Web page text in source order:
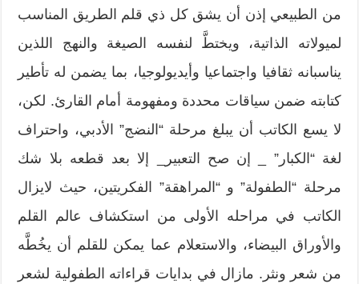
من الطبيعي إذن أن يشق كل ذي قلم الطريق المناسب
لميولاته الذاتية، ويختطَّ لنفسه الصيغة والنهج اللذين
يناسبانه ثقافيا واجتماعيا وأيديولوجيا، بما يضمن له تأطير
كتابته ضمن سياقات محددة ومفهومة أمام القارئ. لكن،
لا يسع الكاتب أن يبلغ مرحلة “النضج” الأدبي، واحتراف
لغة “الكبار” _ إن صح التعبير_ إلا بعد قطعه بلا شك
مرحلة “الطفولة” و “المراهقة” الفكريتين، حيث لايزال
الكاتب في مراحله الأولى من استكشاف عالم القلم
والأوراق البيضاء، والاستعلام عما يمكن للقلم أن يخُطَّه
من شعر ونثر. مازال في بدايات قراءاته الطفولية لشعر